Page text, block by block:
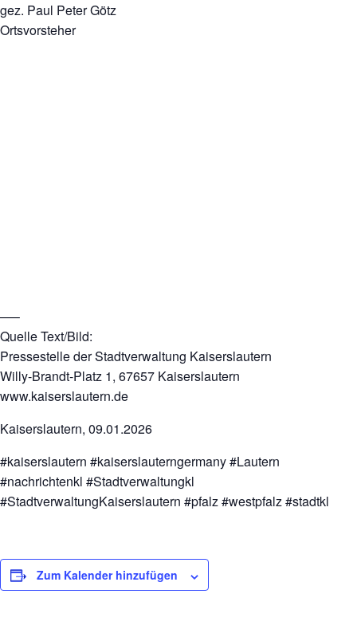
gez. Paul Peter Götz
Ortsvorsteher
—–
Quelle Text/Bild:
Pressestelle der Stadtverwaltung Kaiserslautern
Willy-Brandt-Platz 1, 67657 Kaiserslautern
www.kaiserslautern.de
Kaiserslautern, 09.01.2026
#kaiserslautern #kaiserslauterngermany #Lautern
#nachrichtenkl #Stadtverwaltungkl
#StadtverwaltungKaiserslautern #pfalz #westpfalz #stadtkl
Zum Kalender hinzufügen